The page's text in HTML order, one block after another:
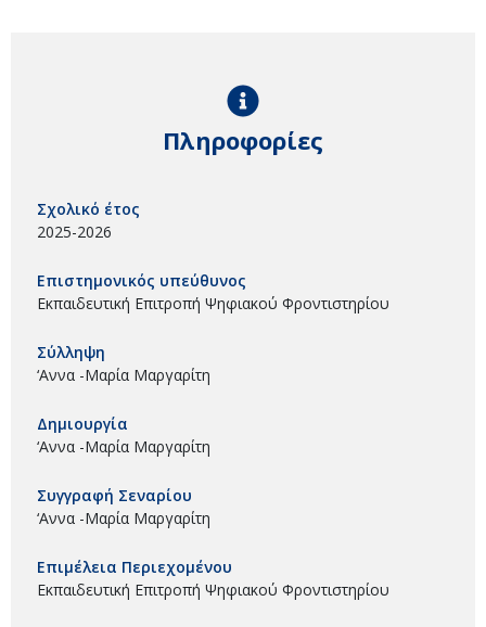
Πληροφορίες
Σχολικό έτος
2025-2026
Επιστημονικός υπεύθυνος
Εκπαιδευτική Επιτροπή Ψηφιακού Φροντιστηρίου
Σύλληψη
‘Αννα -Μαρία Μαργαρίτη
Δημιουργία
‘Αννα -Μαρία Μαργαρίτη
Συγγραφή Σεναρίου
‘Αννα -Μαρία Μαργαρίτη
Επιμέλεια Περιεχομένου
Εκπαιδευτική Επιτροπή Ψηφιακού Φροντιστηρίου